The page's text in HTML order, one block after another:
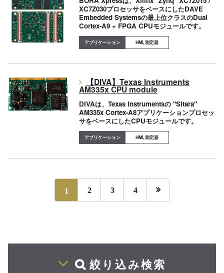
XC7Z030プロセッサをベースにしたDAVE
Embedded Systemsの最上位クラスのDual
Cortex-A9 + FPGA CPUモジュールです。
HMI, 測定器
【DIVA】Texas Instruments
AM335x CPU module
DIVAは、Texas Instrumentsの "Sitara"
AM335x Cortex-A8アプリケーションプロセッ
サをベースにしたCPUモジュールです。
HMI, 測定器
1 2 3 4 
絞り込み検索